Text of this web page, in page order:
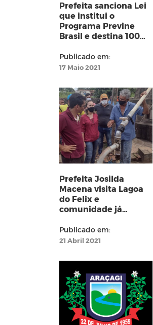
Prefeita sanciona Lei
que institui o
Programa Previne
Brasil e destina 100%
profissionais da
Saúde
Publicado em:
17 Maio 2021
Prefeita Josilda
Macena visita Lagoa
do Felix e
comunidade já
Publicado em:
21 Abril 2021